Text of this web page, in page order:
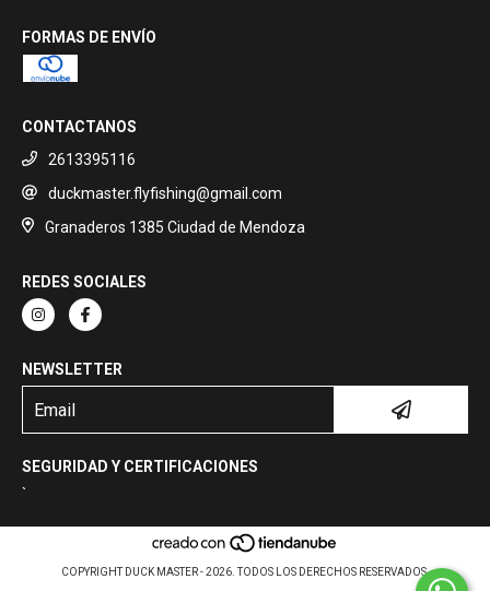
FORMAS DE ENVÍO
CONTACTANOS
2613395116
duckmaster.flyfishing@gmail.com
Granaderos 1385 Ciudad de Mendoza
REDES SOCIALES
NEWSLETTER
SEGURIDAD Y CERTIFICACIONES
`
COPYRIGHT DUCK MASTER - 2026. TODOS LOS DERECHOS RESERVADOS.